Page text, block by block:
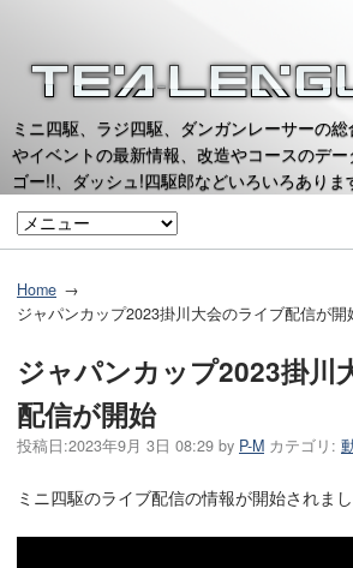
ミニ四駆、ラジ四駆、ダンガンレーサーの
やイベントの最新情報、改造やコースのデ
ゴー!!、ダッシュ!四駆郎などいろいろありま
Home
ジャパンカップ2023掛川大会のライブ配信が開
ジャパンカップ2023掛川
配信が開始
投稿日:2023年9月 3日 08:29 by P-M カテゴリ:
ミニ四駆のライブ配信の情報が開始されまし